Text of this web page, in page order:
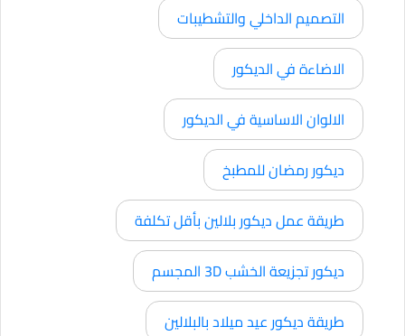
التصميم الداخلي والتشطيبات
الاضاءة في الديكور
الالوان الاساسية في الديكور
ديكور رمضان للمطبخ
طريقة عمل ديكور بلالين بأقل تكلفة
ديكور تجزيعة الخشب 3D المجسم
طريقة ديكور عيد ميلاد بالبلالين